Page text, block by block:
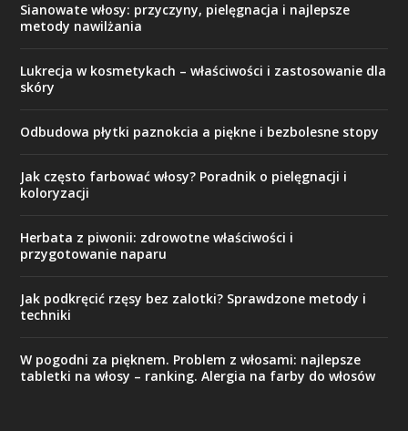
Sianowate włosy: przyczyny, pielęgnacja i najlepsze
metody nawilżania
Lukrecja w kosmetykach – właściwości i zastosowanie dla
skóry
Odbudowa płytki paznokcia a piękne i bezbolesne stopy
Jak często farbować włosy? Poradnik o pielęgnacji i
koloryzacji
Herbata z piwonii: zdrowotne właściwości i
przygotowanie naparu
Jak podkręcić rzęsy bez zalotki? Sprawdzone metody i
techniki
W pogodni za pięknem. Problem z włosami: najlepsze
tabletki na włosy – ranking. Alergia na farby do włosów